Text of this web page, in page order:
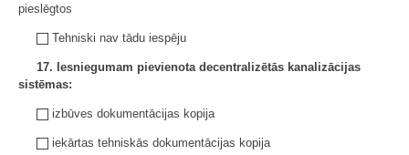
pieslēgtos
Tehniski nav tādu iespēju
17. Iesniegumam pievienota decentralizētās kanalizācijas
sistēmas:
izbūves dokumentācijas kopija
iekārtas tehniskās dokumentācijas kopija